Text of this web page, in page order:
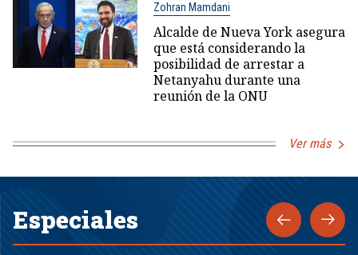
Zohran Mamdani
Alcalde de Nueva York asegura
que está considerando la
posibilidad de arrestar a
Netanyahu durante una
reunión de la ONU
Ver más
Especiales